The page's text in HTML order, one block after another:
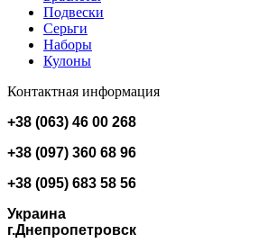
Подвески
Серьги
Наборы
Кулоны
Контактная информация
+38 (063) 46 00 268
+38 (097) 360 68 96
+38 (095) 683 58 56
Украина
г.Днепропетровск